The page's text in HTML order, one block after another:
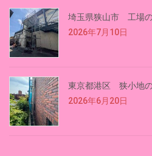
埼玉県狭山市 工場
2026年7月10日
東京都港区 狭小地
2026年6月20日